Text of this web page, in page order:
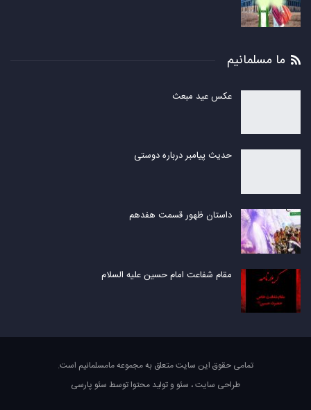
ما مسلمانیم
عکس عید مبعث
حدیث پیامبر درباره دوستی
داستان ظهور قسمت هفدهم
مقام شفاعت امام حسین علیه السلام
تمامی حقوق این سایت متعلق به مجموعه مامسلمانیم است.
طراحی سایت، سئو وتولید محتواتوسط سئو پارسی